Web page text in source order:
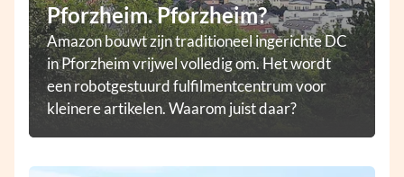
Pforzheim. Pforzheim?
Amazon bouwt zijn traditioneel ingerichte DC
in Pforzheim vrijwel volledig om. Het wordt
een robotgestuurd fulfilmentcentrum voor
kleinere artikelen. Waarom juist daar?